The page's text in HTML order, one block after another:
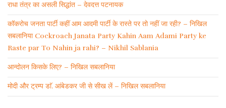
राधा तंत्र का असली सिद्धांत – देवदत्त पटनायक
कॉकरोच जनता पार्टी कहीं आम आदमी पार्टी के रास्ते पर तो नहीं जा रही? – निखिल
सबलानिया Cockroach Janata Party Kahin Aam Adami Party ke
Raste par To Nahin ja rahi? – Nikhil Sablania
आन्दोलन किसके लिए? – निखिल सबलानिया
मोदी और ट्रम्प डाॅ. आंबेडकर जी से सीख लें – निखिल सबलानिया